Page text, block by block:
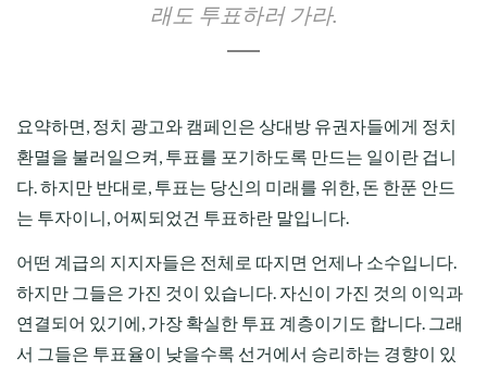
래도 투표하러 가라.
요약하면, 정치 광고와 캠페인은 상대방 유권자들에게 정치
환멸을 불러일으켜, 투표를 포기하도록 만드는 일이란 겁니
다. 하지만 반대로, 투표는 당신의 미래를 위한, 돈 한푼 안드
는 투자이니, 어찌되었건 투표하란 말입니다.
어떤 계급의 지지자들은 전체로 따지면 언제나 소수입니다.
하지만 그들은 가진 것이 있습니다. 자신이 가진 것의 이익과
연결되어 있기에, 가장 확실한 투표 계층이기도 합니다. 그래
서 그들은 투표율이 낮을수록 선거에서 승리하는 경향이 있